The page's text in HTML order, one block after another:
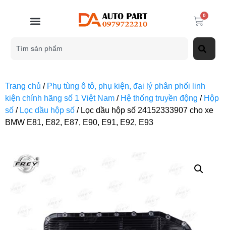
0
Trang chủ / Phụ tùng ô tô, phụ kiện, đại lý phân phối linh
kiện chính hãng số 1 Việt Nam / Hệ thống truyền động / Hộp
số / Lọc dầu hộp số / Lọc dầu hộp số 24152333907 cho xe
BMW E81, E82, E87, E90, E91, E92, E93